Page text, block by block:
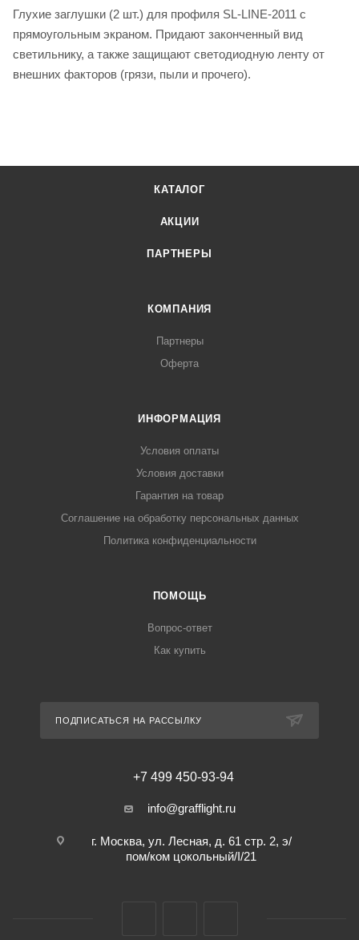
Глухие заглушки (2 шт.) для профиля SL-LINE-2011 с
прямоугольным экраном. Придают законченный вид
светильнику, а также защищают светодиодную ленту от
внешних факторов (грязи, пыли и прочего).
КАТАЛОГ
АКЦИИ
ПАРТНЕРЫ
КОМПАНИЯ
Партнеры
Оферта
ИНФОРМАЦИЯ
Условия оплаты
Условия доставки
Гарантия на товар
Соглашение на обработку персональных данных
Политика конфиденциальности
ПОМОЩЬ
Вопрос-ответ
Как купить
ПОДПИСАТЬСЯ НА РАССЫЛКУ
+7 499 450-93-94
info@grafflight.ru
г. Москва, ул. Лесная, д. 61 стр. 2, э/
пом/ком цокольный/I/21